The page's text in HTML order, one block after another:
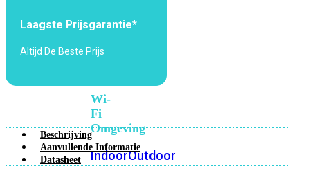
Fi
Fi
Wi-
Fi
Omgeving
IndoorOutdoor
Laagste Prijsgarantie*
Altijd De Beste Prijs
Beschrijving
Aanvullende Informatie
Datasheet